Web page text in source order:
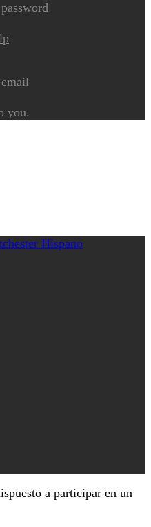
you.
a participar en un